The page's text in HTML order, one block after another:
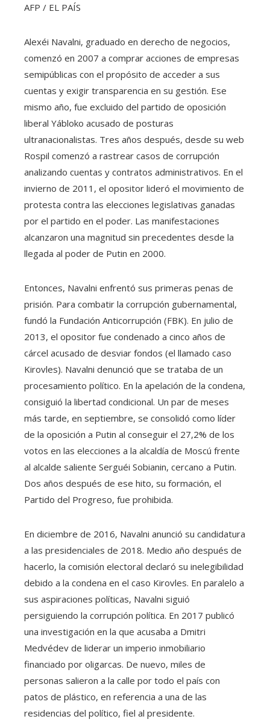
AFP / EL PAÍS
Alexéi Navalni, graduado en derecho de negocios,
comenzó en 2007 a comprar acciones de empresas
semipúblicas con el propósito de acceder a sus
cuentas y exigir transparencia en su gestión. Ese
mismo año, fue excluido del partido de oposición
liberal Yábloko acusado de posturas
ultranacionalistas. Tres años después, desde su web
Rospil comenzó a rastrear casos de corrupción
analizando cuentas y contratos administrativos. En el
invierno de 2011, el opositor lideró el movimiento de
protesta contra las elecciones legislativas ganadas
por el partido en el poder. Las manifestaciones
alcanzaron una magnitud sin precedentes desde la
llegada al poder de Putin en 2000.
Entonces, Navalni enfrentó sus primeras penas de
prisión. Para combatir la corrupción gubernamental,
fundó la Fundación Anticorrupción (FBK). En julio de
2013, el opositor fue condenado a cinco años de
cárcel acusado de desviar fondos (el llamado caso
Kirovles). Navalni denunció que se trataba de un
procesamiento político. En la apelación de la condena,
consiguió la libertad condicional. Un par de meses
más tarde, en septiembre, se consolidó como líder
de la oposición a Putin al conseguir el 27,2% de los
votos en las elecciones a la alcaldía de Moscú frente
al alcalde saliente Serguéi Sobianin, cercano a Putin.
Dos años después de ese hito, su formación, el
Partido del Progreso, fue prohibida.
En diciembre de 2016, Navalni anunció su candidatura
a las presidenciales de 2018. Medio año después de
hacerlo, la comisión electoral declaró su inelegibilidad
debido a la condena en el caso Kirovles. En paralelo a
sus aspiraciones políticas, Navalni siguió
persiguiendo la corrupción política. En 2017 publicó
una investigación en la que acusaba a Dmitri
Medvédev de liderar un imperio inmobiliario
financiado por oligarcas. De nuevo, miles de
personas salieron a la calle por todo el país con
patos de plástico, en referencia a una de las
residencias del político, fiel al presidente.